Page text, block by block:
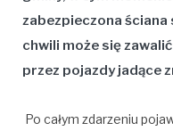
zabezpieczona
chwili może się
przez pojazdy jadące
Po całym zdarzeniu